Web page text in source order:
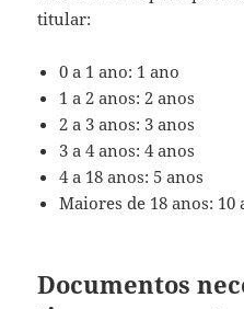
titular:
0 a 1 ano: 1 ano
1 a 2 anos: 2 anos
2 a 3 anos: 3 anos
3 a 4 anos: 4 anos
4 a 18 anos: 5 anos
Maiores de 18 anos: 10
Documentos